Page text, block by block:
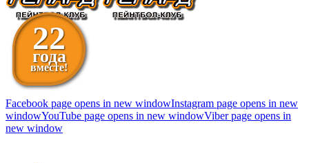
22
года
вместе!
Facebook page opens in new windowInstagram page opens in new
windowYouTube page opens in new windowViber page opens in
new window